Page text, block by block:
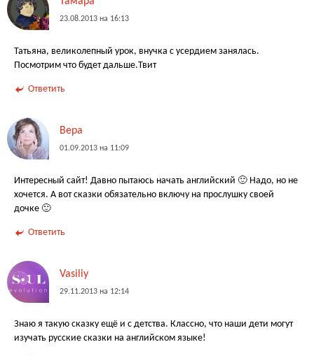
23.08.2013 на 16:13
Татьяна, великолепный урок, внучка с усердием занялась.
Посмотрим что будет дальше.Твит
Ответить
Вера
01.09.2013 на 11:09
Интересный сайт! Давно пытаюсь начать английский 🙂 Надо, но не
хочется. А вот сказки обязательно включу на прослушку своей
дочке 🙂
Ответить
Vasiliy
29.11.2013 на 12:14
Знаю я такую сказку ещё и с детства. Классно, что наши дети могут
изучать русские сказки на английском языке!